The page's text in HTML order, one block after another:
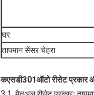
घर
तापमान सेंसर चेहरा
कएसडी301ऑटो रीसेट प्रकार